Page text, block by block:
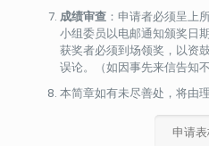
成绩审查：申请者必须呈上
小组委员以电邮通知颁奖日期
获奖者必须到场领奖，以资
误论。（如因事先来信告知
本简章如有未尽善处，将由
申请